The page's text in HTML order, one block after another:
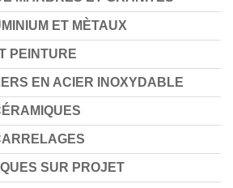
ET MÈTAUX
PEINTURE
EN ACIER INOXYDABLE
SUR PROJET